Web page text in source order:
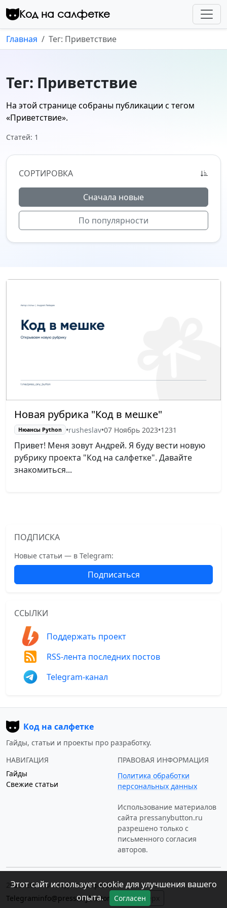
Перейти к контенту
Код на салфетке
Главная Тег: Приветствие
Тег: Приветствие
На этой странице собраны публикации с тегом
«Приветствие».
Статей: 1
СОРТИРОВКА
Сначала новые
По популярности
Новая рубрика "Код в мешке"
Нюансы Python •rusheslav•07 Ноябрь 2023•1231
Привет! Меня зовут Андрей. Я буду вести новую
рубрику проекта "Код на салфетке". Давайте
знакомиться...
ПОДПИСКА
Новые статьи — в Telegram:
Подписаться
ССЫЛКИ
Поддержать проект
RSS-лента последних постов
Telegram-канал
Код на салфетке
Гайды, статьи и проекты про разработку.
НАВИГАЦИЯ
Гайды
Свежие статьи
ПРАВОВАЯ ИНФОРМАЦИЯ
Политика обработки
персональных данных
Использование материалов
сайта pressanybutton.ru
разрешено только c
письменного согласия
авторов.
2023–2026 © «Код на салфетке»
Telegraminfo@pressanybutton.ru ↑ Наверх
Этот сайт использует cookie для улучшения вашего
опыта.
Согласен